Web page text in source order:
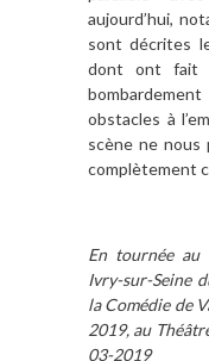
aujourd’hui,
sont décrites
dont ont fait
obstacles à
scène ne
complètement
En tournée au
Ivry-sur-Seine
la Comédie de
2019, au
03-2019